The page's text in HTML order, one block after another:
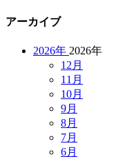
アーカイブ
2026年 2026年
12月
11月
10月
9月
8月
7月
6月